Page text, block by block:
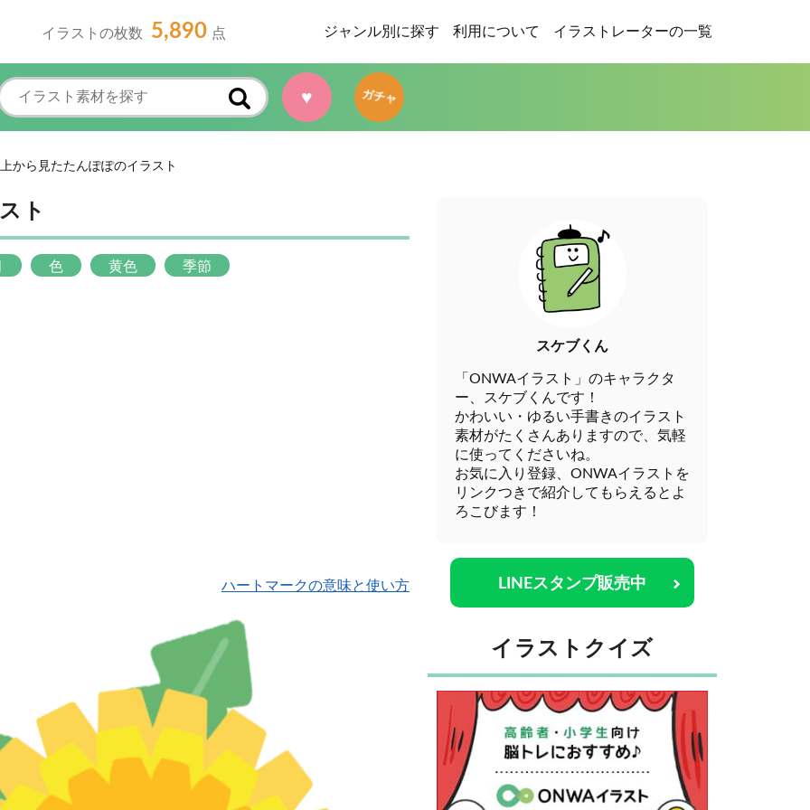
イラストの枚数 5,890 点 ジャンル別に探す 利用について イラストレーターの一覧
♥ ガチャ
から見たたんぽぽのイラスト
ト
色 黄色 季節
ハートマークの意味と使い方
スケブくん
「ONWAイラスト」のキャラクタ
ー、スケブくんです！
かわいい・ゆるい手書きのイラスト
素材がたくさんありますので、気軽
に使ってくださいね。
お気に入り登録、ONWAイラストを
リンクつきで紹介してもらえるとよ
ろこびます！
LINEスタンプ販売中
イラストクイズ